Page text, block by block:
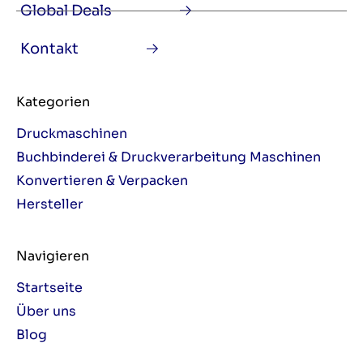
Global Deals
Kontakt
Kategorien
Druckmaschinen
Buchbinderei & Druckverarbeitung Maschinen
Konvertieren & Verpacken
Hersteller
Navigieren
Startseite
Über uns
Blog